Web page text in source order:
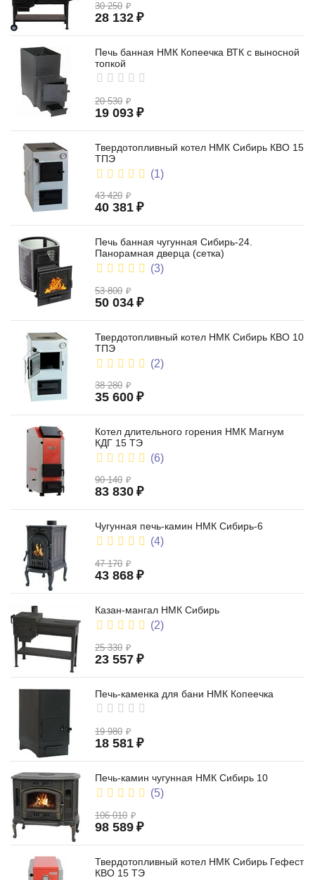
30 250 ₽
28 132 ₽
Печь банная НМК Копеечка ВТК с выносной
топкой
20 530 ₽
19 093 ₽
Твердотопливный котел НМК Сибирь КВО 15
ТПЭ
(1)
43 420 ₽
40 381 ₽
Печь банная чугунная Сибирь-24.
Панорамная дверца (сетка)
(3)
53 800 ₽
50 034 ₽
Твердотопливный котел НМК Сибирь КВО 10
ТПЭ
(2)
38 280 ₽
35 600 ₽
Котел длительного горения НМК Магнум
КДГ 15 ТЭ
(6)
90 140 ₽
83 830 ₽
Чугунная печь-камин НМК Сибирь-6
(4)
47 170 ₽
43 868 ₽
Казан-мангал НМК Сибирь
(2)
25 330 ₽
23 557 ₽
Печь-каменка для бани НМК Копеечка
19 980 ₽
18 581 ₽
Печь-камин чугунная НМК Сибирь 10
(5)
106 010 ₽
98 589 ₽
Твердотопливный котел НМК Сибирь Гефест
КВО 15 ТЭ